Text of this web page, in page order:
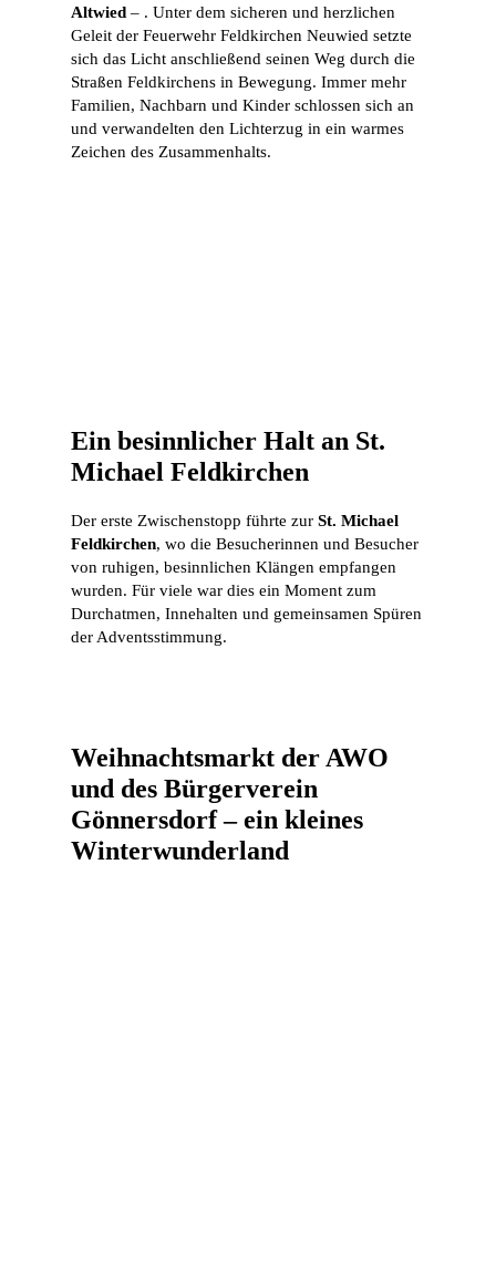
Altwied – . Unter dem sicheren und herzlichen
Geleit der Feuerwehr Feldkirchen Neuwied setzte
sich das Licht anschließend seinen Weg durch die
Straßen Feldkirchens in Bewegung. Immer mehr
Familien, Nachbarn und Kinder schlossen sich an
und verwandelten den Lichterzug in ein warmes
Zeichen des Zusammenhalts.
Ein besinnlicher Halt an St.
Michael Feldkirchen
Der erste Zwischenstopp führte zurSt. Michael
Feldkirchen, wo die Besucherinnen und Besucher
von ruhigen, besinnlichen Klängen empfangen
wurden. Für viele war dies ein Moment zum
Durchatmen, Innehalten und gemeinsamen Spüren
der Adventsstimmung.
Weihnachtsmarkt der AWO
und des Bürgerverein
Gönnersdorf – ein kleines
Winterwunderland